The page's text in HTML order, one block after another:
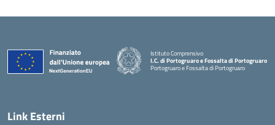
Istituto Comprensivo
I.C. di Portogruaro e Fossalta di Portogruaro
Portogruaro e Fossalta di Portogruaro
— Visita la pagina iniziale della scuola
Link Esterni